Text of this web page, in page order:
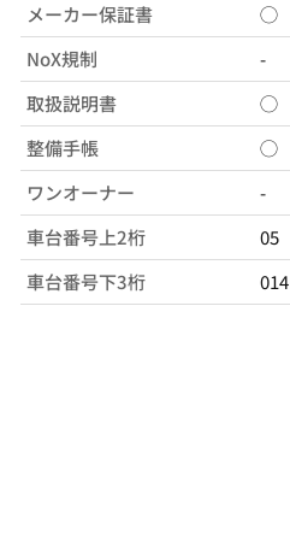
メーカー保証書
◯
NoX規制
-
取扱説明書
◯
整備手帳
◯
ワンオーナー
-
車台番号上2桁
05
車台番号下3桁
014